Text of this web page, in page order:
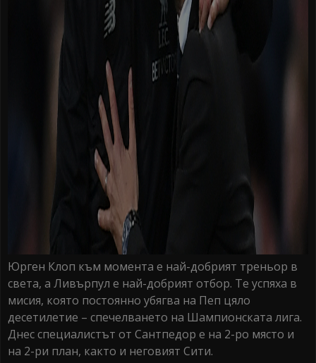
Юрген Клоп към момента е най-добрият треньор в
света, а Ливърпул е най-добрият отбор. Те успяха в
мисия, която постоянно убягва на Пеп цяло
десетилетие – спечелването на Шампионската лига.
Днес специалистът от Сантпедор е на 2-ро място и
на 2-ри план, както и неговият Сити.